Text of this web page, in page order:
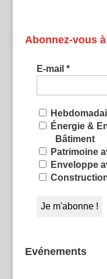
Abonnez-vous
E-mail *
Énergie &
Bâtiment
Patrimoine
Enveloppe
Evénements